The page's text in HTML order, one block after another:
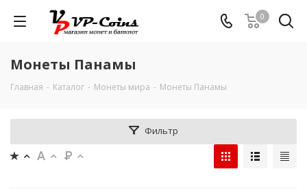
0
Монеты Панамы
Главная - Каталог - Монеты мира - Монеты Панамы
Фильтр